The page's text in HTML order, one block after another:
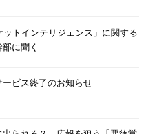
ットインテリジェンス」に関する
に聞く
ービス終了のお知らせ